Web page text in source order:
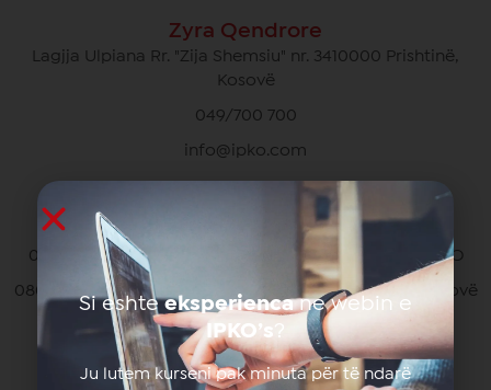
Zyra Qendrore
Lagjja Ulpiana Rr. "Zija Shemsiu" nr. 3410000 Prishtinë,
Kosovë
049/700 700
info@ipko.com
Kujdesi Ndaj Klientëve Privat
049/700 700 pa pagesë për thirrjet brenda rrjetit IPKO
080070070 pa pagesë nga të gjithë operatorët në Kosovë
*770# për thirrjet nga roaming
Si eshteeksperiencane webin e
IPKO’s?
Ju lutem kurseni pak minuta për të ndarë